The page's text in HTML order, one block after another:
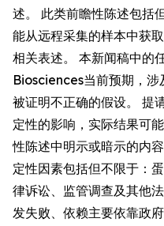
述。 此类前瞻性陈述包
能从远程采集的样本中获
相关表述。 本新闻稿中的
Biosciences当前预期，
被证明不正确的假设。 提
定性的影响，实际结果可
性陈述中明示或暗示的内
定性因素包括但不限于：
律诉讼、监管调查及其他
发失败、依赖主要依靠政